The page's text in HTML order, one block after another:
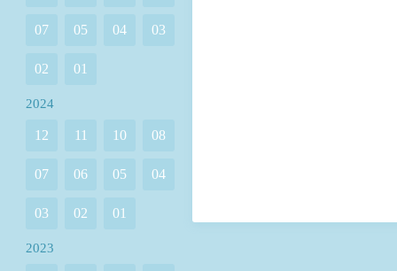
07 05 04 03
02 01
2024
12 11 10 08
07 06 05 04
03 02 01
2023